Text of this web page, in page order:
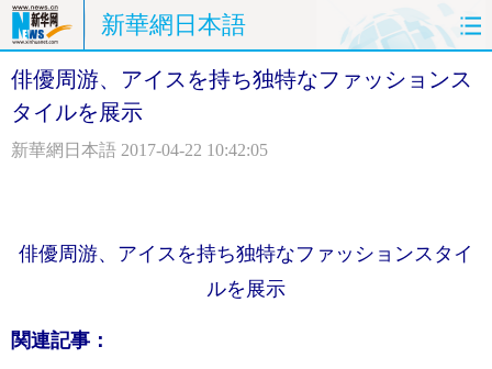
新華網日本語
ホームページ 政治 経済
中日対訳
俳優周游、アイスを持ち独特なファッションス
タイルを展示
新華網日本語 2017-04-22 10:42:05
俳優周游、アイスを持ち独特なファッションスタイ
ルを展示
関連記事：